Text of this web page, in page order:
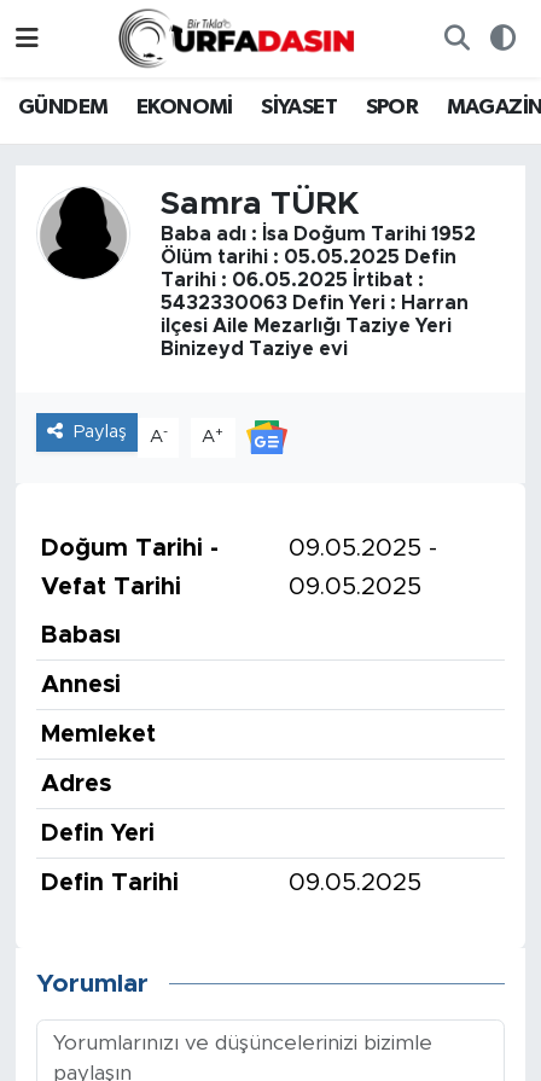
GÜNDEM EKONOMİ SİYASET SPOR
Samra TÜRK
Baba adı : İsa Doğum Tarihi 1952
Ölüm tarihi : 05.05.2025 Defin
Tarihi : 06.05.2025 İrtibat :
5432330063 Defin Yeri : Harran
ilçesi Aile Mezarlığı Taziye Yeri
Binizeyd Taziye evi
Paylaş A- A+
Doğum Tarihi -
Vefat Tarihi
09.05.2025 -
09.05.2025
Babası
Annesi
Memleket
Adres
Defin Yeri
Defin Tarihi 09.05.2025
Yorumlar
SİYASET
SPOR
MAGAZİN
İletişim
Nöbetçi Eczaneler
Namaz Vakitleri
Trafik Durumu
Süper Lig Puan Durumu ve Fikstür
Son Dakika Haberleri